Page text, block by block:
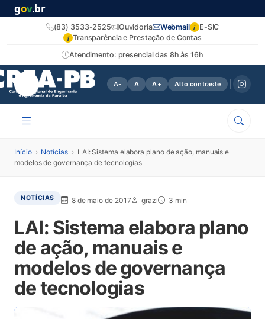
gov.br
Atendimento: presencial das 8h às 16h
(83) 3533-2525 Ouvidoria Webmail i E-SIC
i Transparência e Prestação de Contas
A- A A+ Alto contraste
Início › Notícias › LAI: Sistema elabora plano de ação, manuais e
modelos de governança de tecnologias
NOTÍCIAS 8 de maio de 2017 grazi 3 min
LAI: Sistema elabora plano
de ação, manuais e
modelos de governança
de tecnologias